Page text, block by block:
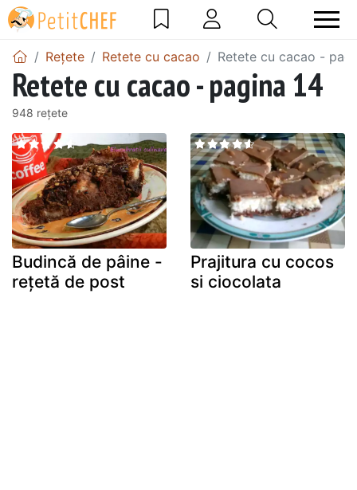
Rețete Retete cu cacao Retete cu cacao -
Retete cu cacao - pagina 14
948 rețete
Budincă de pâine -
rețetă de post
Prajitura cu cocos
si ciocolata